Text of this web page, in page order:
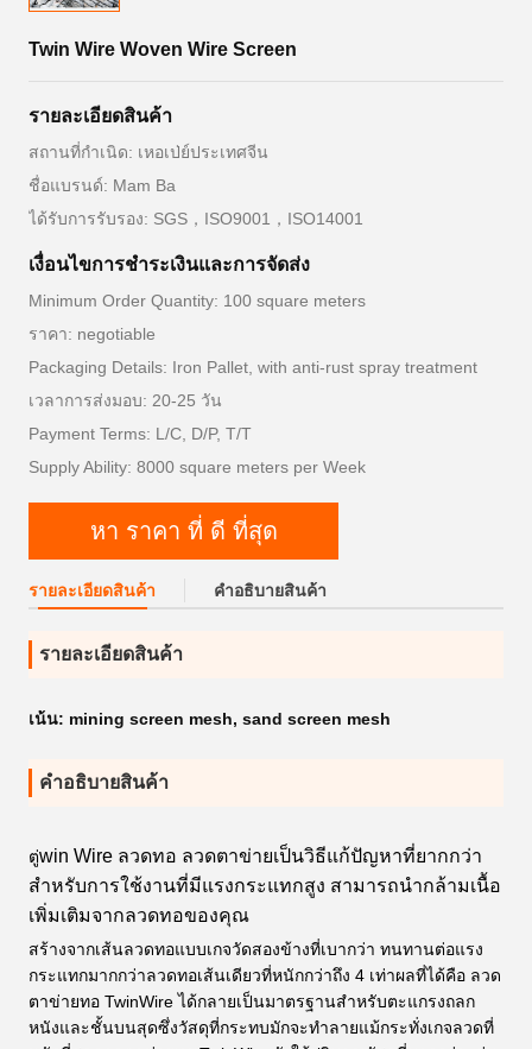
Twin Wire Woven Wire Screen
รายละเอียดสินค้า
สถานที่กำเนิด: เหอเป่ย์ประเทศจีน
ชื่อแบรนด์: Mam Ba
ได้รับการรับรอง: SGS，ISO9001，ISO14001
เงื่อนไขการชําระเงินและการจัดส่ง
Minimum Order Quantity: 100 square meters
ราคา: negotiable
Packaging Details: Iron Pallet, with anti-rust spray treatment
เวลาการส่งมอบ: 20-25 วัน
Payment Terms: L/C, D/P, T/T
Supply Ability: 8000 square meters per Week
หา ราคา ที่ ดี ที่สุด
รายละเอียดสินค้า คําอธิบายสินค้า
รายละเอียดสินค้า
เน้น: mining screen mesh, sand screen mesh
คําอธิบายสินค้า
ตู่win Wire ลวดทอ ลวดตาข่ายเป็นวิธีแก้ปัญหาที่ยากกว่า
สำหรับการใช้งานที่มีแรงกระแทกสูง สามารถนำกล้ามเนื้อ
เพิ่มเติมจากลวดทอของคุณ
สร้างจากเส้นลวดทอแบบเกจวัดสองข้างที่เบากว่า ทนทานต่อแรง
กระแทกมากกว่าลวดทอเส้นเดียวที่หนักกว่าถึง 4 เท่าผลที่ได้คือ ลวด
ตาข่ายทอ TwinWire ได้กลายเป็นมาตรฐานสำหรับตะแกรงถลก
หนังและชั้นบนสุดซึ่งวัสดุที่กระทบมักจะทำลายแม้กระทั่งเกจลวดที่